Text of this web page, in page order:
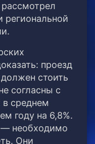
рассмотрел
региональной
проезд
стоить
согласны с
в среднем
году на 6,8%.
— необходимо
Они